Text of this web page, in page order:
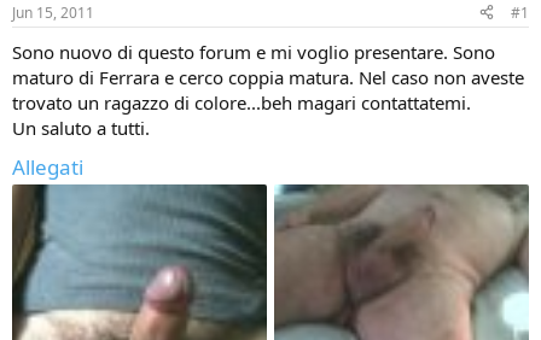
t
a
t
e
r
t
e
Jun 15, 2011 #1
Sono nuovo di questo forum e mi voglio presentare. Sono
maturo di Ferrara e cerco coppia matura. Nel caso non aveste
trovato un ragazzo di colore...beh magari contattatemi.
Un saluto a tutti.
Allegati